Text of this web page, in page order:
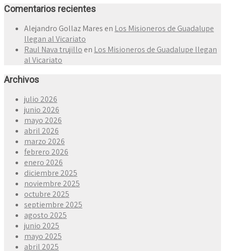
Comentarios recientes
Alejandro Gollaz Mares en Los Misioneros de Guadalupe
llegan al Vicariato
Raul Nava trujillo en Los Misioneros de Guadalupe llegan
al Vicariato
Archivos
julio 2026
junio 2026
mayo 2026
abril 2026
marzo 2026
febrero 2026
enero 2026
diciembre 2025
noviembre 2025
octubre 2025
septiembre 2025
agosto 2025
junio 2025
mayo 2025
abril 2025